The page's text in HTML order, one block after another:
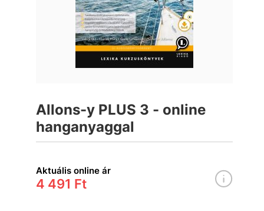
Allons-y PLUS 3 - online
hanganyaggal
Aktuális online ár
4 491 Ft